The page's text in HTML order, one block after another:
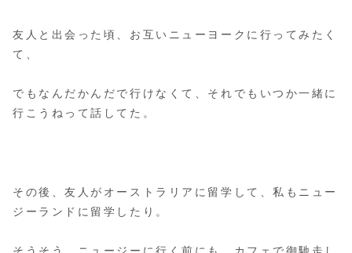
友人と出会った頃、お互いニューヨークに行ってみたく
て、
でもなんだかんだで行けなくて、それでもいつか一緒に
行こうねって話してた。
その後、友人がオーストラリアに留学して、私もニュー
ジーランドに留学したり。
そうそう、ニュージーに行く前にも、カフェで御馳走し